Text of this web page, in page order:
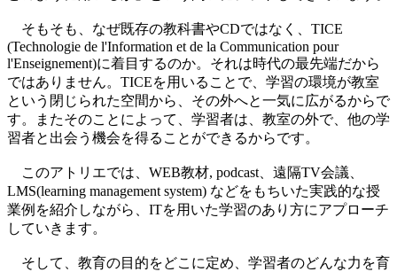
そもそも、なぜ既存の教科書やCDではなく、TICE
(Technologie de l'Information et de la Communication pour
l'Enseignement)に着目するのか。それは時代の最先端だから
ではありません。TICEを用いることで、学習の環境が教室
という閉じられた空間から、その外へと一気に広がるからで
す。またそのことによって、学習者は、教室の外で、他の学
習者と出会う機会を得ることができるからです。
このアトリエでは、WEB教材, podcast、遠隔TV会議、
LMS(learning management system) などをもちいた実践的な授
業例を紹介しながら、ITを用いた学習のあり方にアプローチ
していきます。
そして、教育の目的をどこに定め、学習者のどんな力を育